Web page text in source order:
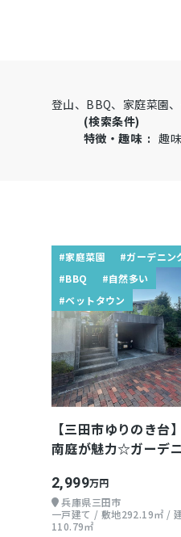
登山、BBQ、家庭菜園
(検索条件)
特徴・趣味 :趣
#家庭菜園
#ガーデニン
#BBQ
#自然多い
#ベットタウン
【三田市ゆりのき台
南庭が魅力☆ガーデ
2,999万円
兵庫県三田市
一戸建て / 敷地292.19㎡ /
110.79㎡